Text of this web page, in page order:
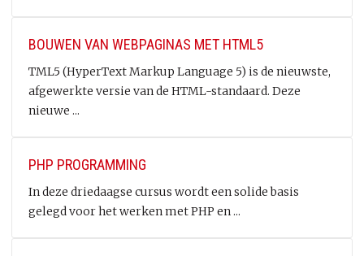
BOUWEN VAN WEBPAGINAS MET HTML5
TML5 (HyperText Markup Language 5) is de nieuwste,
afgewerkte versie van de HTML-standaard. Deze
nieuwe ...
PHP PROGRAMMING
In deze driedaagse cursus wordt een solide basis
gelegd voor het werken met PHP en ...